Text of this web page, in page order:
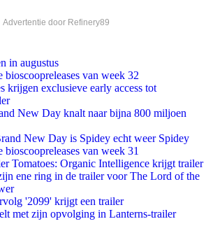
Advertentie door Refinery89
in augustus
bioscoopreleases van week 32
krijgen exclusieve early access tot
New Day knalt naar bijna 800 miljoen
New Day is Spidey echt weer Spidey
van week 31
Tomatoes: Organic Intelligence krijgt trailer
ene ring in de trailer voor The Lord of the
'2099' krijgt een trailer
met zijn opvolging in Lanterns-trailer